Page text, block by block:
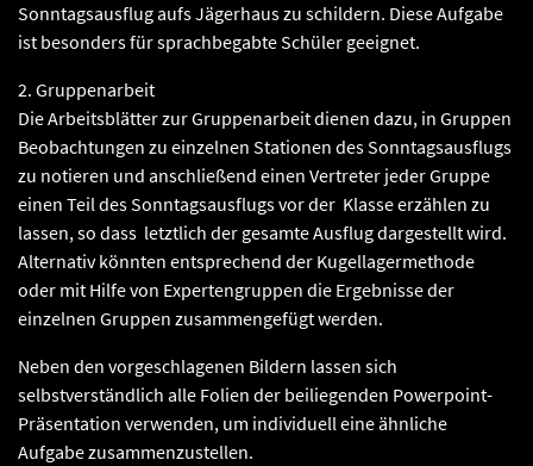
Sonntagsausflug aufs Jägerhaus zu schildern. Diese Aufgabe
ist besonders für sprachbegabte Schüler geeignet.
2. Gruppenarbeit
Die Arbeitsblätter zur Gruppenarbeit dienen dazu, in Gruppen
Beobachtungen zu einzelnen Stationen des Sonntagsausflugs
zu notieren und anschließend einen Vertreter jeder Gruppe
einen Teil des Sonntagsausflugs vor der Klasse erzählen zu
lassen, so dass letztlich der gesamte Ausflug dargestellt wird.
Alternativ könnten entsprechend der Kugellagermethode
oder mit Hilfe von Expertengruppen die Ergebnisse der
einzelnen Gruppen zusammengefügt werden.
Neben den vorgeschlagenen Bildern lassen sich
selbstverständlich alle Folien der beiliegenden Powerpoint-
Präsentation verwenden, um individuell eine ähnliche
Aufgabe zusammenzustellen.